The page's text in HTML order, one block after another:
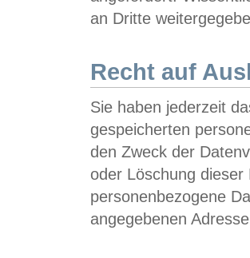
an Dritte
Recht auf
Sie haben jederzeit
gespeicherten
den Zweck der
oder Löschung
personenbezogene
angegebenen